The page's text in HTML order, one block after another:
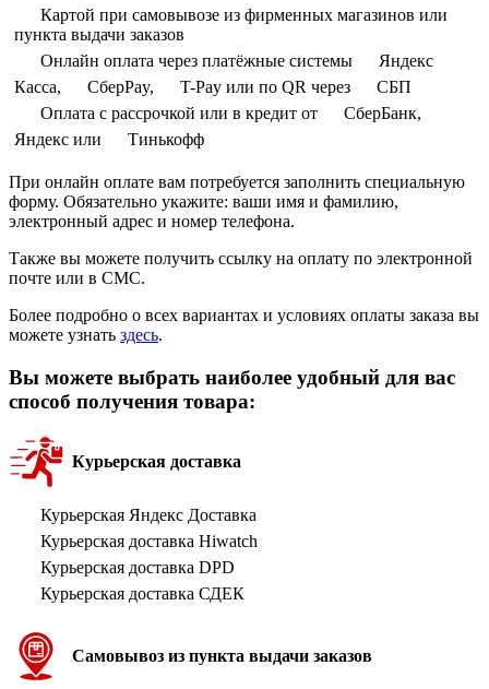
Картой при самовывозе из фирменных магазинов или
пункта выдачи заказов
Онлайн оплата через платёжные системы
Яндекс
Касса,
СберPay, T-Pay или по QR через
СБП
Оплата с рассрочкой или в кредит от
СберБанк,
Яндекс или
Тинькофф
При онлайн оплате вам потребуется заполнить специальную
форму. Обязательно укажите: ваши имя и фамилию,
электронный адрес и номер телефона.
Также вы можете получить ссылку на оплату по электронной
почте или в СМС.
Более подробно о всех вариантах и условиях оплаты заказа вы
можете узнать здесь.
Вы можете выбрать наиболее удобный для вас
способ получения товара:
Курьерская доставка
Курьерская Яндекс Доставка
Курьерская доставка Hiwatch
Курьерская доставка DPD
Курьерская доставка СДЕК
Самовывоз из пункта выдачи заказов